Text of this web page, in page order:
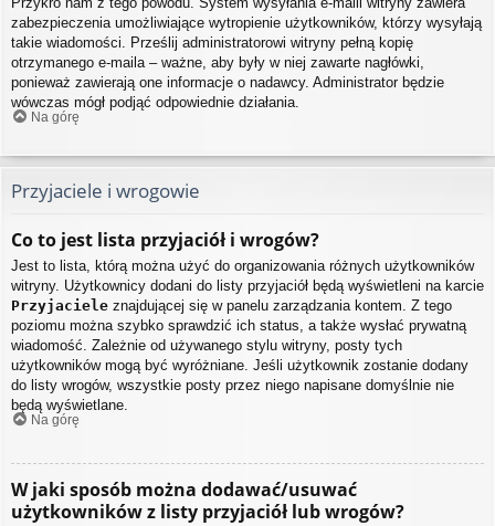
zabezpieczenia umożliwiające wytropienie użytkowników, którzy wysyłają
takie wiadomości. Prześlij administratorowi witryny pełną kopię
otrzymanego e-maila – ważne, aby były w niej zawarte nagłówki,
ponieważ zawierają one informacje o nadawcy. Administrator będzie
wówczas mógł podjąć odpowiednie działania.
Na górę
Przyjaciele i wrogowie
Co to jest lista przyjaciół i wrogów?
Jest to lista, którą można użyć do organizowania różnych użytkowników
witryny. Użytkownicy dodani do listy przyjaciół będą wyświetleni na karcie
Przyjaciele znajdującej się w panelu zarządzania kontem. Z tego
poziomu można szybko sprawdzić ich status, a także wysłać prywatną
wiadomość. Zależnie od używanego stylu witryny, posty tych
użytkowników mogą być wyróżniane. Jeśli użytkownik zostanie dodany
do listy wrogów, wszystkie posty przez niego napisane domyślnie nie
będą wyświetlane.
Na górę
W jaki sposób można dodawać/usuwać
użytkowników z listy przyjaciół lub wrogów?